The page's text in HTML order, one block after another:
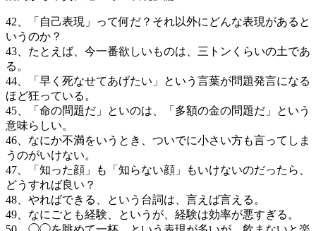
42、「自己表現」って何だ？それ以外にどんな表現があると
いうのか？
43、たとえば、今一番欲しいものは、三トンくらいの土であ
る。
44、「早く死なせてあげたい」という言葉が問題発言になる
ほど狂っている。
45、「命の問題だ」といのは、「多額の金の問題だ」という
意味らしい。
46、なにか不満をいうとき、ついでに小さい方も言ってしま
うのがいけない。
47、「知った顔」も「知らない顔」もいけないのだったら、
どうすれば良い？
48、やればできる、という台詞は、言えば言える。
49、なにごとも経験、というが、経験は効率が悪すぎる。